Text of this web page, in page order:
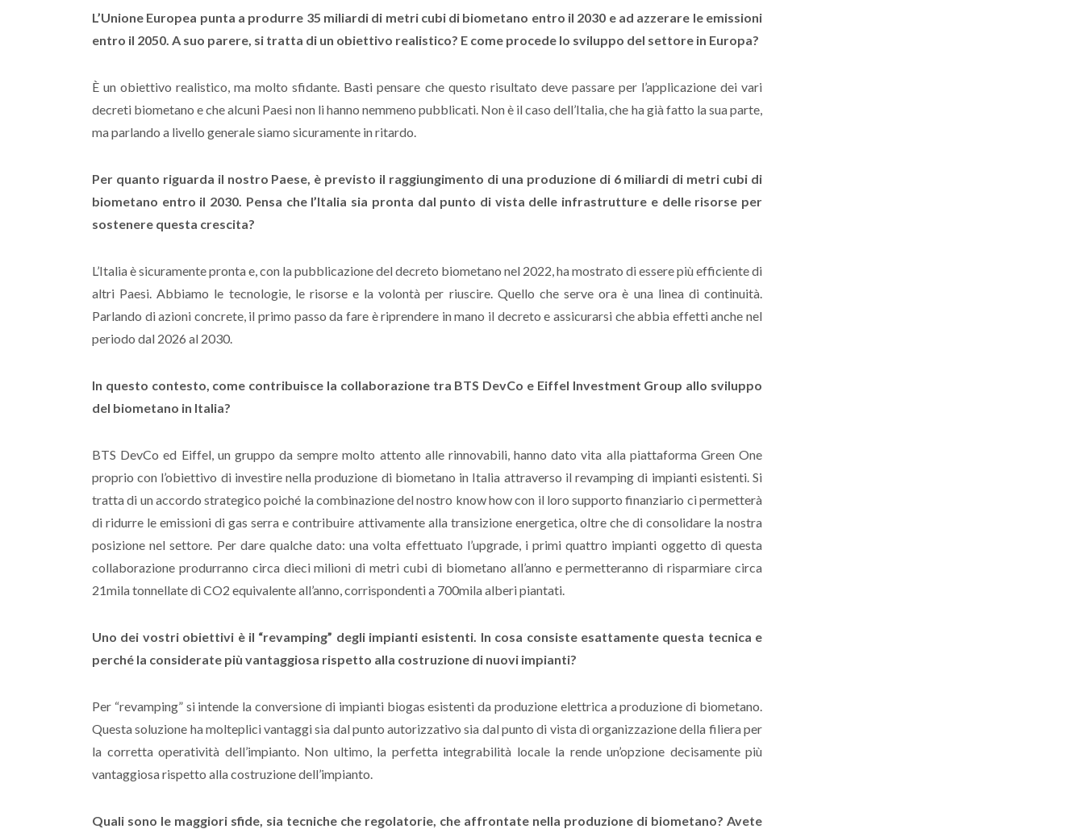
L’Unione Europea punta a produrre 35 miliardi di metri cubi di biometano entro il 2030 e ad azzerare le emissioni
entro il 2050. A suo parere, si tratta di un obiettivo realistico? E come procede lo sviluppo del settore in Europa?
È un obiettivo realistico, ma molto sfidante. Basti pensare che questo risultato deve passare per l’applicazione dei vari
decreti biometano e che alcuni Paesi non li hanno nemmeno pubblicati. Non è il caso dell’Italia, che ha già fatto la sua parte,
ma parlando a livello generale siamo sicuramente in ritardo.
Per quanto riguarda il nostro Paese, è previsto il raggiungimento di una produzione di 6 miliardi di metri cubi di
biometano entro il 2030. Pensa che l’Italia sia pronta dal punto di vista delle infrastrutture e delle risorse per
sostenere questa crescita?
L’Italia è sicuramente pronta e, con la pubblicazione del decreto biometano nel 2022, ha mostrato di essere più efficiente di
altri Paesi. Abbiamo le tecnologie, le risorse e la volontà per riuscire. Quello che serve ora è una linea di continuità.
Parlando di azioni concrete, il primo passo da fare è riprendere in mano il decreto e assicurarsi che abbia effetti anche nel
periodo dal 2026 al 2030.
In questo contesto, come contribuisce la collaborazione tra BTS DevCo e Eiffel Investment Group allo sviluppo
del biometano in Italia?
BTS DevCo ed Eiffel, un gruppo da sempre molto attento alle rinnovabili, hanno dato vita alla piattaforma Green One
proprio con l’obiettivo di investire nella produzione di biometano in Italia attraverso il revamping di impianti esistenti. Si
tratta di un accordo strategico poiché la combinazione del nostro know how con il loro supporto finanziario ci permetterà
di ridurre le emissioni di gas serra e contribuire attivamente alla transizione energetica, oltre che di consolidare la nostra
posizione nel settore. Per dare qualche dato: una volta effettuato l’upgrade, i primi quattro impianti oggetto di questa
collaborazione produrranno circa dieci milioni di metri cubi di biometano all’anno e permetteranno di risparmiare circa
21mila tonnellate di CO2 equivalente all’anno, corrispondenti a 700mila alberi piantati.
Uno dei vostri obiettivi è il “revamping” degli impianti esistenti. In cosa consiste esattamente questa tecnica e
perché la considerate più vantaggiosa rispetto alla costruzione di nuovi impianti?
Per “revamping” si intende la conversione di impianti biogas esistenti da produzione elettrica a produzione di biometano.
Questa soluzione ha molteplici vantaggi sia dal punto autorizzativo sia dal punto di vista di organizzazione della filiera per
la corretta operatività dell’impianto. Non ultimo, la perfetta integrabilità locale la rende un’opzione decisamente più
vantaggiosa rispetto alla costruzione dell’impianto.
Quali sono le maggiori sfide, sia tecniche che regolatorie, che affrontate nella produzione di biometano? Avete